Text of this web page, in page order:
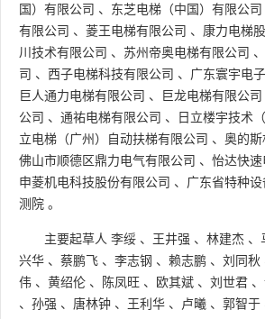
国）有限公司 、 东芝电梯（中国）有限公司
有限公司 、 菱王电梯有限公司 、 康力电梯
川技术有限公司 、 苏州帝奥电梯有限公司 、
司 、 西子电梯科技有限公司 、 广东寰宇电
巨人通力电梯有限公司 、 巨龙电梯有限公司
公司 、 通祐电梯有限公司 、 日立楼宇技术
立电梯（广州）自动扶梯有限公司 、 奥的斯
佛山市顺德区鼎力电气有限公司 、 怡达快速
申菱机电科技股份有限公司 、 广东省特种
测院 。
主要起草人 李绥 、 王井强 、 林建杰 、
兴华 、 蔡鹏飞 、 李志钢 、 赖志鹏 、 刘同秋
伟 、 黄绍伦 、 陈凤旺 、 欧其斌 、 刘世君 、
、 孙强 、 唐林钟 、 王利华 、 卢曦 、 郭智于